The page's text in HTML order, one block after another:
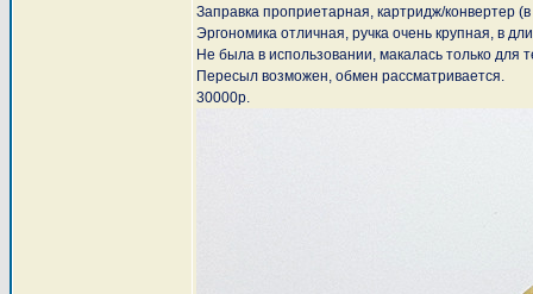
Заправка проприетарная, картридж/конвертер
Эргономика отличная, ручка очень крупная, в
Не была в использовании, макалась только для
Пересыл возможен, обмен рассматривается.
30000р.